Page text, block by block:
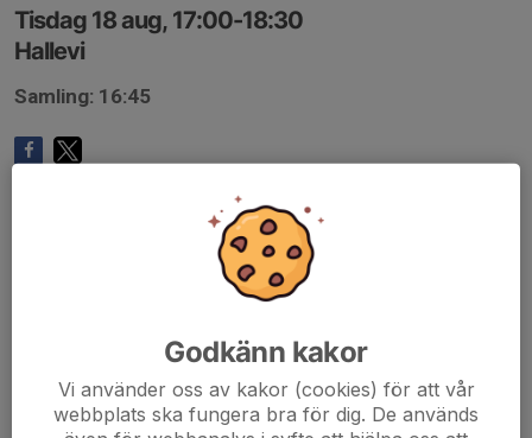
Tisdag 18 aug, 17:00-18:30
Hallevi
Samling: 16:45
Godkänn kakor
Vi använder oss av kakor (cookies) för att vår
webbplats ska fungera bra för dig. De används